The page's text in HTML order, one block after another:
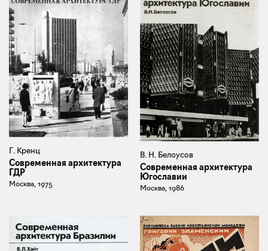
Г. Кренц
Современная архитектура
ГДР
Москва, 1975
В. Н. Белоусов
Современная архитектура
Югославии
Москва, 1986